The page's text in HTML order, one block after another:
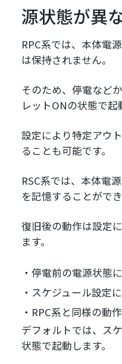
源状態が異
RPC系では、本体電
は保持されません。
そのため、停電など
レットONの状態で起
設定により特定アウ
ることも可能です。
RSC系では、本体電
を記憶することができ
復旧後の動作は設定
ます。
停電前の電源状態
スケジュール設定
RPC系と同様の動
デフォルトでは、ス
状態で起動します。